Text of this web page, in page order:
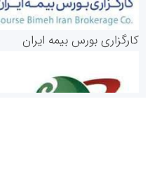
کارگزاری بورس بیمه ایران